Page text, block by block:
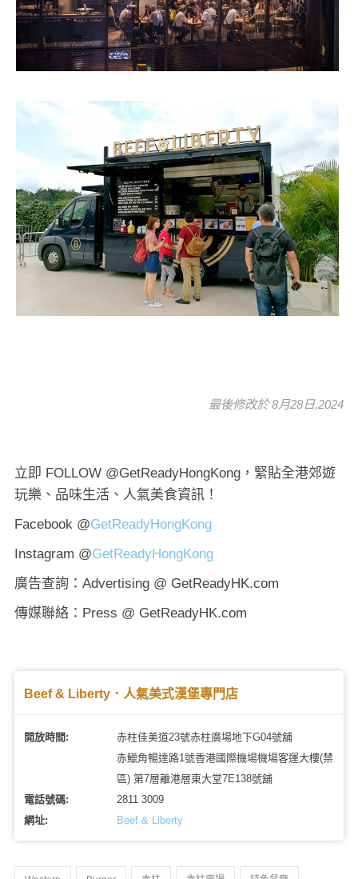
最後修改於 8月28日,2024
立即 FOLLOW @GetReadyHongKong，緊貼全港郊遊
玩樂、品味生活、人氣美食資訊！
Facebook @GetReadyHongKong
Instagram @GetReadyHongKong
廣告查詢：Advertising @ GetReadyHK.com
傳媒聯絡：Press @ GetReadyHK.com
Beef & Liberty．人氣美式漢堡專門店
開放時間:
赤柱佳美道23號赤柱廣場地下G04號舖
赤鱲角暢達路1號香港國際機場機場客運大樓(禁
區) 第7層離港層東大堂7E138號舖
電話號碼:
2811 3009
網址:
Beef & Liberty